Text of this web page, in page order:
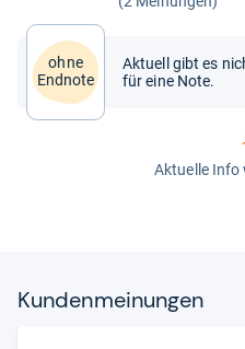
ohne
Endnote
Aktuell gibt es
für eine Note.
Aktuelle Info
Kun­den­mei­nun­gen